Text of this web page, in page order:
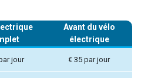
Avant du vélo
électrique
jour € 35 par jour